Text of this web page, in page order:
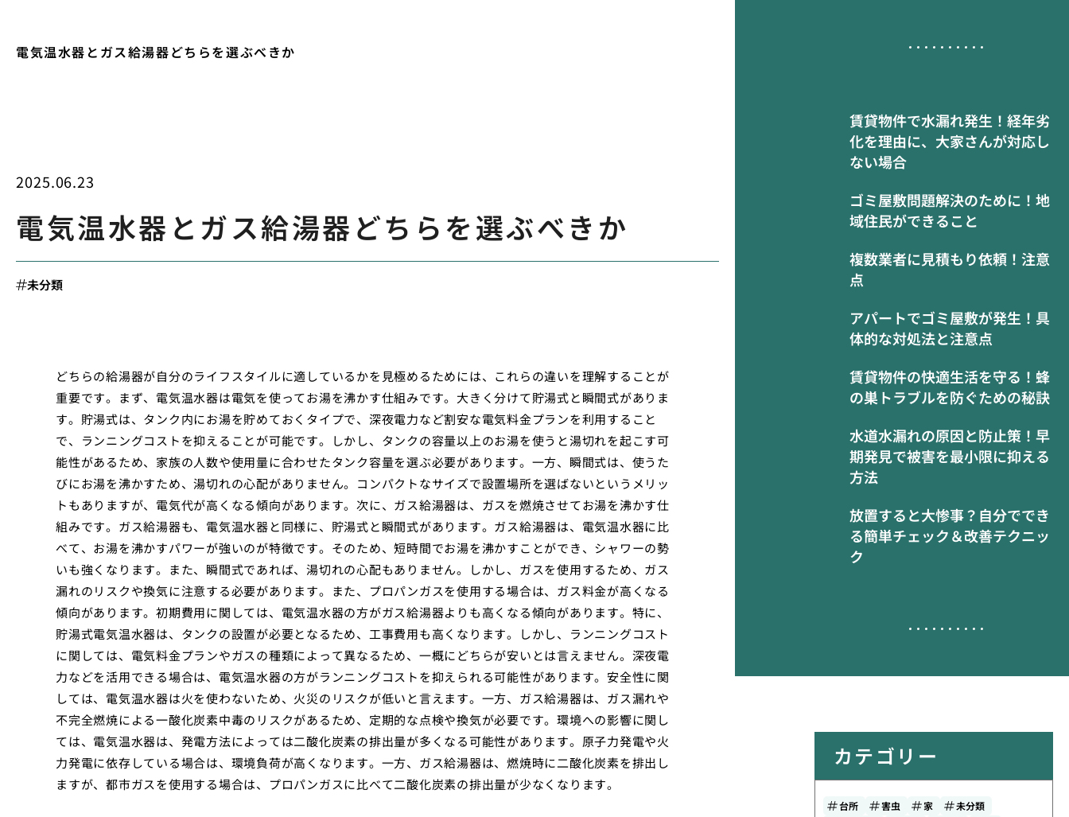
電気温水器とガス給湯器どちらを選ぶべきか
賃貸物件で水漏れ発生！経年劣
化を理由に、大家さんが対応し
ない場合
ゴミ屋敷問題解決のために！地
域住民ができること
複数業者に見積もり依頼！注意
点
アパートでゴミ屋敷が発生！具
体的な対処法と注意点
賃貸物件の快適生活を守る！蜂
の巣トラブルを防ぐための秘訣
水道水漏れの原因と防止策！早
期発見で被害を最小限に抑える
方法
放置すると大惨事？自分ででき
る簡単チェック＆改善テクニッ
ク
2025.06.23
電気温水器とガス給湯器どちらを選ぶべきか
未分類
どちらの給湯器が自分のライフスタイルに適しているかを見極めるためには、これらの違いを理解することが
重要です。まず、電気温水器は電気を使ってお湯を沸かす仕組みです。大きく分けて貯湯式と瞬間式がありま
す。貯湯式は、タンク内にお湯を貯めておくタイプで、深夜電力など割安な電気料金プランを利用すること
で、ランニングコストを抑えることが可能です。しかし、タンクの容量以上のお湯を使うと湯切れを起こす可
能性があるため、家族の人数や使用量に合わせたタンク容量を選ぶ必要があります。一方、瞬間式は、使うた
びにお湯を沸かすため、湯切れの心配がありません。コンパクトなサイズで設置場所を選ばないというメリッ
トもありますが、電気代が高くなる傾向があります。次に、ガス給湯器は、ガスを燃焼させてお湯を沸かす仕
組みです。ガス給湯器も、電気温水器と同様に、貯湯式と瞬間式があります。ガス給湯器は、電気温水器に比
べて、お湯を沸かすパワーが強いのが特徴です。そのため、短時間でお湯を沸かすことができ、シャワーの勢
いも強くなります。また、瞬間式であれば、湯切れの心配もありません。しかし、ガスを使用するため、ガス
漏れのリスクや換気に注意する必要があります。また、プロパンガスを使用する場合は、ガス料金が高くなる
傾向があります。初期費用に関しては、電気温水器の方がガス給湯器よりも高くなる傾向があります。特に、
貯湯式電気温水器は、タンクの設置が必要となるため、工事費用も高くなります。しかし、ランニングコスト
に関しては、電気料金プランやガスの種類によって異なるため、一概にどちらが安いとは言えません。深夜電
力などを活用できる場合は、電気温水器の方がランニングコストを抑えられる可能性があります。安全性に関
しては、電気温水器は火を使わないため、火災のリスクが低いと言えます。一方、ガス給湯器は、ガス漏れや
不完全燃焼による一酸化炭素中毒のリスクがあるため、定期的な点検や換気が必要です。環境への影響に関し
ては、電気温水器は、発電方法によっては二酸化炭素の排出量が多くなる可能性があります。原子力発電や火
力発電に依存している場合は、環境負荷が高くなります。一方、ガス給湯器は、燃焼時に二酸化炭素を排出し
ますが、都市ガスを使用する場合は、プロパンガスに比べて二酸化炭素の排出量が少なくなります。
カテゴリー
台所 害虫 家
未分類